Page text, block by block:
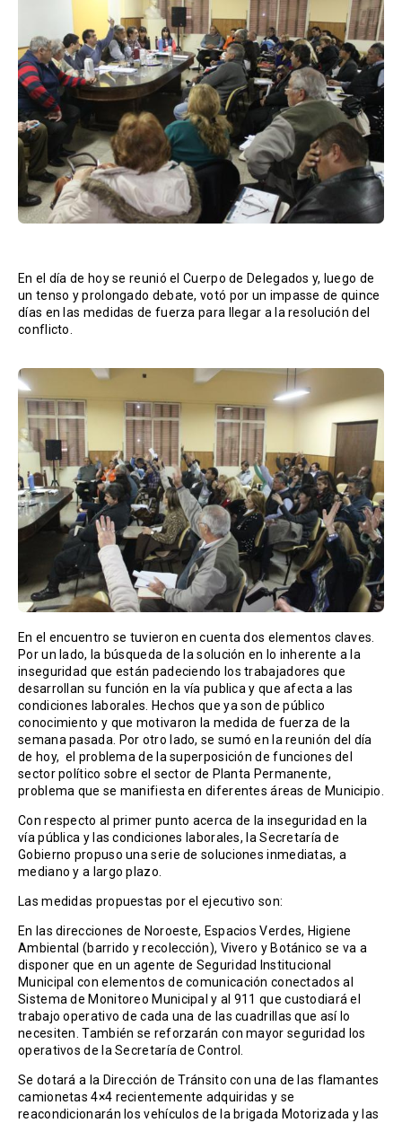
En el día de hoy se reunió el Cuerpo de Delegados y, luego de
un tenso y prolongado debate, votó por un impasse de quince
días en las medidas de fuerza para llegar a la resolución del
conflicto.
En el encuentro se tuvieron en cuenta dos elementos claves.
Por un lado, la búsqueda de la solución en lo inherente a la
inseguridad que están padeciendo los trabajadores que
desarrollan su función en la vía publica y que afecta a las
condiciones laborales. Hechos que ya son de público
conocimiento y que motivaron la medida de fuerza de la
semana pasada. Por otro lado, se sumó en la reunión del día
de hoy, el problema de la superposición de funciones del
sector político sobre el sector de Planta Permanente,
problema que se manifiesta en diferentes áreas de Municipio.
Con respecto al primer punto acerca de la inseguridad en la
vía pública y las condiciones laborales, la Secretaría de
Gobierno propuso una serie de soluciones inmediatas, a
mediano y a largo plazo.
Las medidas propuestas por el ejecutivo son:
En las direcciones de Noroeste, Espacios Verdes, Higiene
Ambiental (barrido y recolección), Vivero y Botánico se va a
disponer que en un agente de Seguridad Institucional
Municipal con elementos de comunicación conectados al
Sistema de Monitoreo Municipal y al 911 que custodiará el
trabajo operativo de cada una de las cuadrillas que así lo
necesiten. También se reforzarán con mayor seguridad los
operativos de la Secretaría de Control.
Se dotará a la Dirección de Tránsito con una de las flamantes
camionetas 4×4 recientemente adquiridas y se
reacondicionarán los vehículos de la brigada Motorizada y las